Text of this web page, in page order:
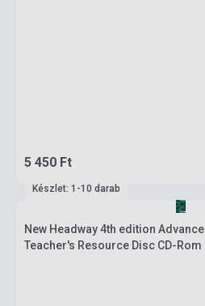
5 450 Ft
Készlet: 1-10 darab
New Headway 4th edition
Teacher's Resource Disc CD-Rom